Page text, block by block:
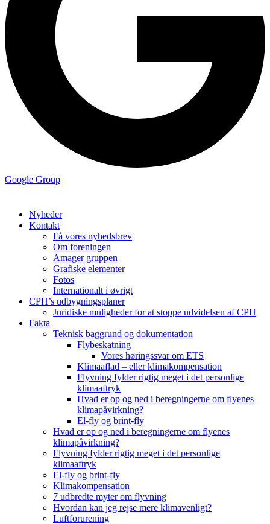
Google Group
Nyheder
Kontakt
Få vores nyhedsbrev
Om foreningen
Amager gruppen
Grafiske elementer
Fotos
Internationalt i øvrigt
CPH’s udbygningsplaner
Juridiske muligheder for at stoppe udvidelsen af CPH
Fakta
Teknisk baggrund og dokumentation
Flybeskatning
Vores høringssvar om ETS
Klimaaflad – eller klimakompensation
Flyvning fylder rigtig meget i det personlige
klimaaftryk
Hvad er op og ned i beregningerne om flyenes
klimapåvirkning?
El-fly og brint-fly
Hvad er op og ned i beregningerne om flyenes
klimapåvirkning?
Flyvning fylder rigtig meget i det personlige
klimaaftryk
El-fly og brint-fly
Klimakompensation
7 udbredte myter om flyvning
Hvordan kan jeg rejse mere klimavenligt?
Luftforurening